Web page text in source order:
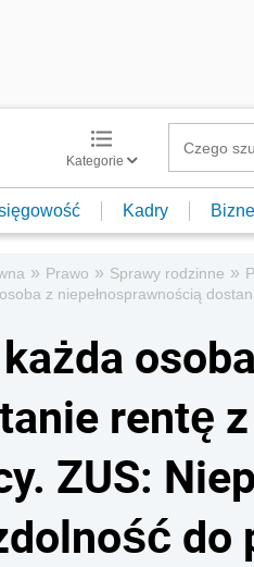
Kategorie
Kadry
» Prawo » Sprawy rodzinne »
z niepełnosprawnością
rentę
ZUS:
do